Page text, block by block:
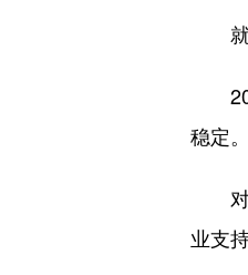
就业
稳定。
对
业支